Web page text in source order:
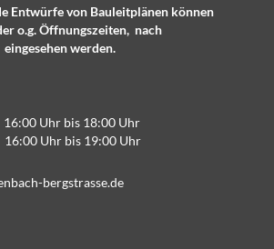
Entwürfe von Bauleitplänen können
o.g. Öffnungszeiten, nach
werden.
bis 18:00 Uhr
bis 19:00 Uhr
nb ch-b rgstr ss d